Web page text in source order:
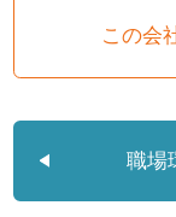
この会
職場